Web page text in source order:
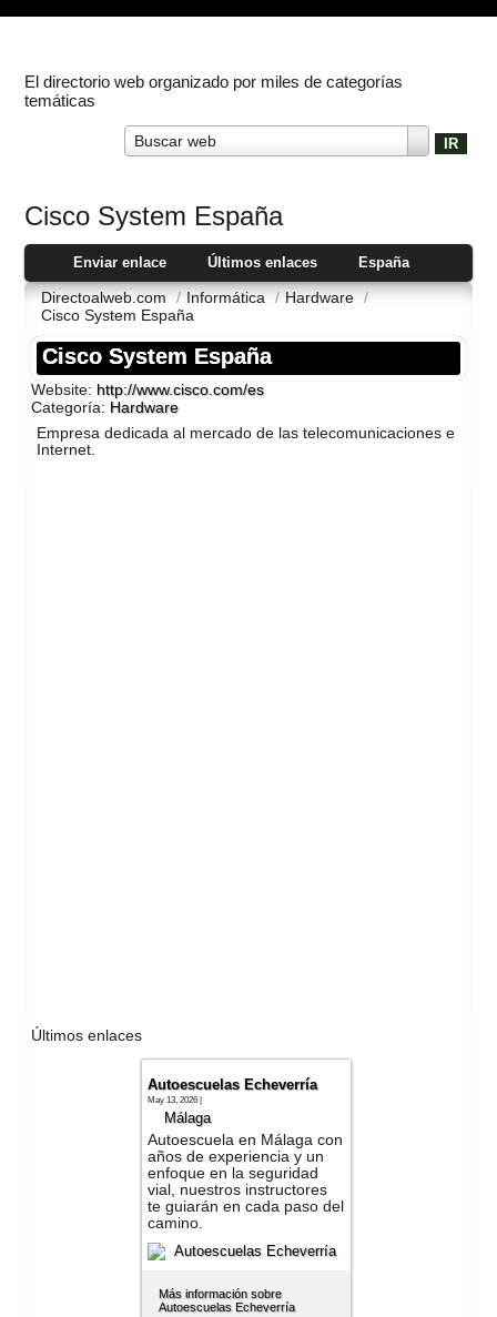
El directorio web organizado por miles de categorías
temáticas
Buscar web
Cisco System España
Enviar enlace Últimos enlaces España
Directoalweb.com / Informática / Hardware /
Cisco System España
Cisco System España
Website: http://www.cisco.com/es
Categoría: Hardware
Empresa dedicada al mercado de las telecomunicaciones e
Internet.
Últimos enlaces
Autoescuelas Echeverría
May 13, 2026 |
Málaga
Autoescuela en Málaga con
años de experiencia y un
enfoque en la seguridad
vial, nuestros instructores
te guiarán en cada paso del
camino.
Más información sobre
Autoescuelas Echeverría